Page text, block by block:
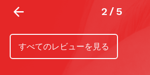
2/5
すべてのレビューを見る